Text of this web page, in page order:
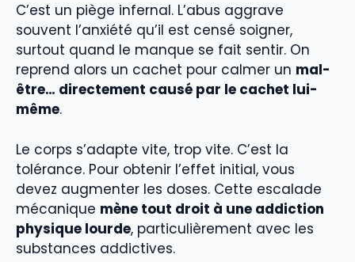
C’est un piège infernal. L’abus aggrave
souvent l’anxiété qu’il est censé soigner,
surtout quand le manque se fait sentir. On
reprend alors un cachet pour calmer un mal-
être… directement causé par le cachet lui-
même.
Le corps s’adapte vite, trop vite. C’est la
tolérance. Pour obtenir l’effet initial, vous
devez augmenter les doses. Cette escalade
mécanique mène tout droit à une addiction
physique lourde, particulièrement avec les
substances addictives.